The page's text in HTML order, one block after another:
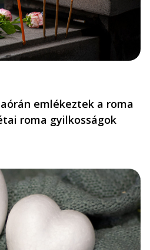
emlékeztek a roma
roma gyilkosságok